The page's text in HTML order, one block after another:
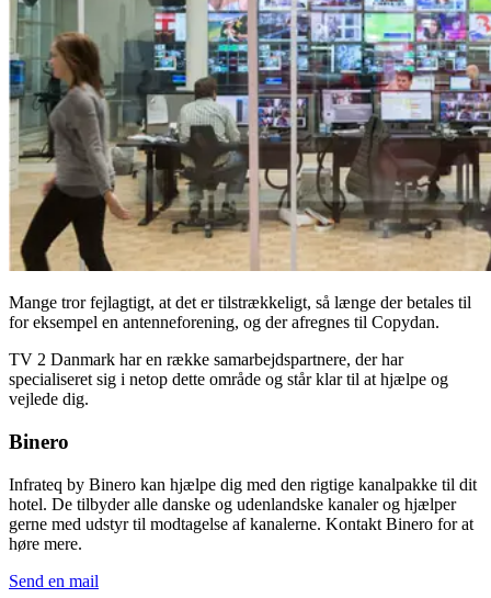
Mange tror fejlagtigt, at det er tilstrækkeligt, så længe der betales til
for eksempel en antenneforening, og der afregnes til Copydan.
TV 2 Danmark har en række samarbejdspartnere, der har
specialiseret sig i netop dette område og står klar til at hjælpe og
vejlede dig.
Binero
Infrateq by Binero kan hjælpe dig med den rigtige kanalpakke til dit
hotel. De tilbyder alle danske og udenlandske kanaler og hjælper
gerne med udstyr til modtagelse af kanalerne. Kontakt Binero for at
høre mere.
Send en mail